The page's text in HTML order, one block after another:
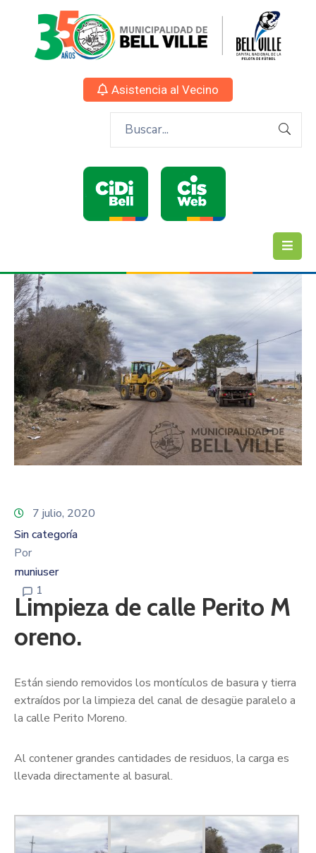
Asistencia al Vecino
7 julio, 2020
Sin categoría
Por
muniuser
1
Limpieza de calle Perito M
oreno.
Están siendo removidos los montículos de basura y tierra
extraídos por la limpieza del canal de desagüe paralelo a
la calle Perito Moreno.
Al contener grandes cantidades de residuos, la carga es
llevada directamente al basural.